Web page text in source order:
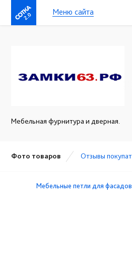
2.0 Меню сайта
Мебельная фурнитура и дверная.
Фото товаров Отзывы
Мебельные петли для фасадов